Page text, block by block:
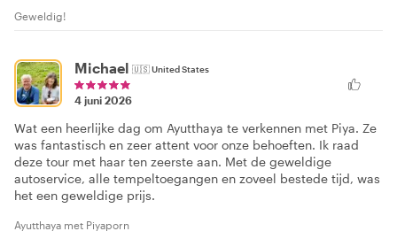
Geweldig!
Michael 🇺🇸United States
4 juni 2026
Wat een heerlijke dag om Ayutthaya te verkennen met Piya. Ze
was fantastisch en zeer attent voor onze behoeften. Ik raad
deze tour met haar ten zeerste aan. Met de geweldige
autoservice, alle tempeltoegangen en zoveel bestede tijd, was
het een geweldige prijs.
Ayutthaya met Piyaporn